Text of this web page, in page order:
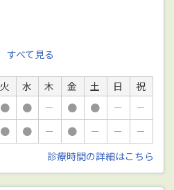
すべて見る
火 水 木 金 土 日
祝
● ● － ● ● －
－
● ● － ● － －
－
診療時間の詳細はこちら